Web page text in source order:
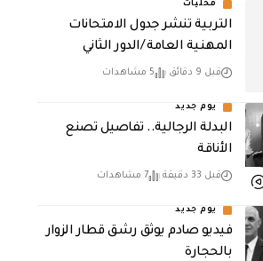
محليات
التربية تنشر جدول الامتحانات
المهنية العامة /الدور الثاني
قبل 9 دقائق 5 مشاهدات
يوم جديد
البدلة الرجالية.. تفاصيل تصنع
الأناقة
قبل 33 دقيقة 7 مشاهدات
يوم جديد
فيديو صادم يوثق رشق قطار الزوار
بالحجارة